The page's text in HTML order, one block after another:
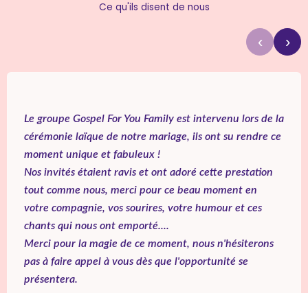
Ce qu'ils disent de nous
‹ ›
Le groupe Gospel For You Family est intervenu lors de la
cérémonie laïque de notre mariage, ils ont su rendre ce
moment unique et fabuleux !
Nos invités étaient ravis et ont adoré cette prestation
tout comme nous, merci pour ce beau moment en
votre compagnie, vos sourires, votre humour et ces
chants qui nous ont emporté....
Merci pour la magie de ce moment, nous n'hésiterons
pas à faire appel à vous dès que l'opportunité se
présentera.